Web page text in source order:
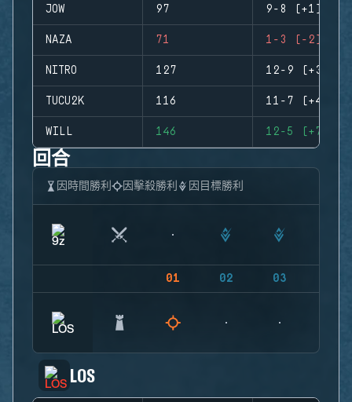
JOW 97 9-8 (+1)
NAZA 71 1-3 (-2)
NITRO 127 12-9 (+3)
TUCU2K 116 11-7 (+4)
WILL 146 12-5 (+7)
回合
因時間勝利 因擊殺勝利 因目標勝利
01 02 03
LOS